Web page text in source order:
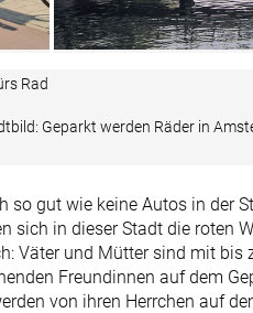
Rad
Geparkt werden Räder in
so gut wie keine Autos in der
sich in dieser Stadt die roten
Väter und Mütter sind mit bis
Freundinnen auf dem
von ihren Herrchen auf